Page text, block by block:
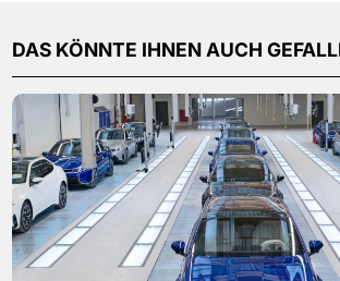
DAS KÖNNTE IHNEN AUCH